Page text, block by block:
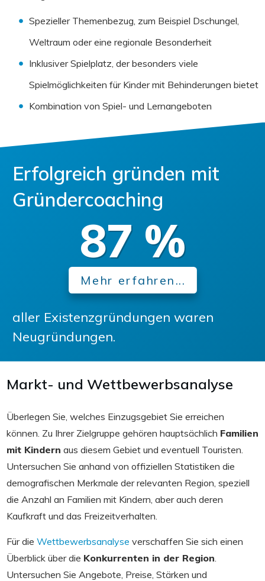
Spezieller Themenbezug, zum Beispiel Dschungel,
Weltraum oder eine regionale Besonderheit
Inklusiver Spielplatz, der besonders viele
Spielmöglichkeiten für Kinder mit Behinderungen bietet
Kombination von Spiel- und Lernangeboten
Erfolgreich gründen mit
Gründercoaching
87 %
Mehr erfahren...
aller Existenzgründungen waren
Neugründungen.
Markt- und Wettbewerbsanalyse
Überlegen Sie, welches Einzugsgebiet Sie erreichen
können. Zu Ihrer Zielgruppe gehören hauptsächlich Familien
mit Kindern aus diesem Gebiet und eventuell Touristen.
Untersuchen Sie anhand von offiziellen Statistiken die
demografischen Merkmale der relevanten Region, speziell
die Anzahl an Familien mit Kindern, aber auch deren
Kaufkraft und das Freizeitverhalten.
Für die Wettbewerbsanalyse verschaffen Sie sich einen
Überblick über die Konkurrenten in der Region
Untersuchen Sie Angebote, Preise, Stärken und